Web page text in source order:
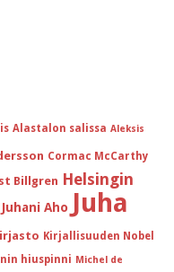
Alastalon salissa Aleksis
Cormac McCarthy
Billgren Helsingin
Juhani Aho Juha
Kirjallisuuden Nobel
hiuspinni Michel de